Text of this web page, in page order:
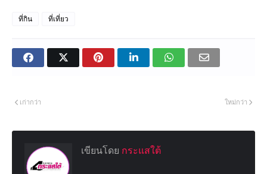
ที่กิน ที่เที่ยว
ใหม่กว่า
เก่ากว่า
เขียนโดย กระแสใต้